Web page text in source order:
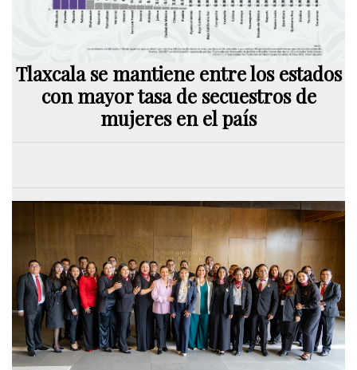
Tlaxcala se mantiene entre los estados
con mayor tasa de secuestros de
mujeres en el país